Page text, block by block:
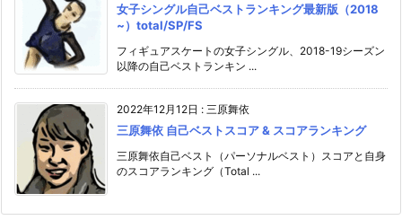
女子シングル自己ベストランキング最新版（2018
~）total/SP/FS
フィギュアスケートの女子シングル、2018-19シーズン
以降の自己ベストランキン ...
2022年12月12日 : 三原舞依
三原舞依 自己ベストスコア & スコアランキング
三原舞依自己ベスト（パーソナルベスト）スコアと自身
のスコアランキング（Total ...